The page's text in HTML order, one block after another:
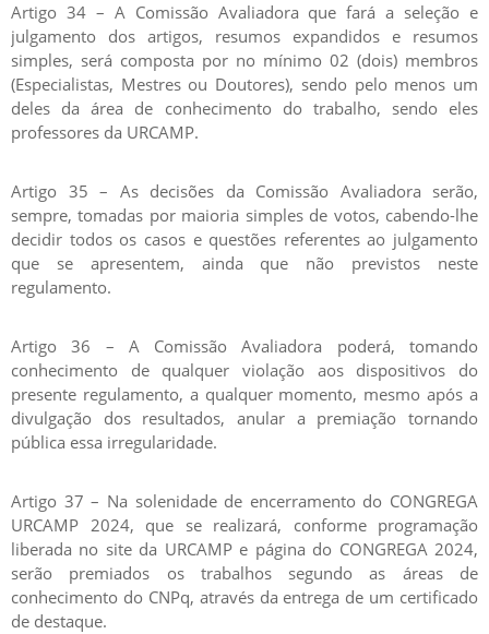
Artigo 34 – A Comissão Avaliadora que fará a seleção e
julgamento dos artigos, resumos expandidos e resumos
simples, será composta por no mínimo 02 (dois) membros
(Especialistas, Mestres ou Doutores), sendo pelo menos um
deles da área de conhecimento do trabalho, sendo eles
professores da URCAMP.
Artigo 35 – As decisões da Comissão Avaliadora serão,
sempre, tomadas por maioria simples de votos, cabendo-lhe
decidir todos os casos e questões referentes ao julgamento
que se apresentem, ainda que não previstos neste
regulamento.
Artigo 36 – A Comissão Avaliadora poderá, tomando
conhecimento de qualquer violação aos dispositivos do
presente regulamento, a qualquer momento, mesmo após a
divulgação dos resultados, anular a premiação tornando
pública essa irregularidade.
Artigo 37 – Na solenidade de encerramento do CONGREGA
URCAMP 2024, que se realizará, conforme programação
liberada no site da URCAMP e página do CONGREGA 2024,
serão premiados os trabalhos segundo as áreas de
conhecimento do CNPq, através da entrega de um certificado
de destaque.